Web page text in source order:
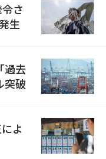
さ
生
過去
突破
よ